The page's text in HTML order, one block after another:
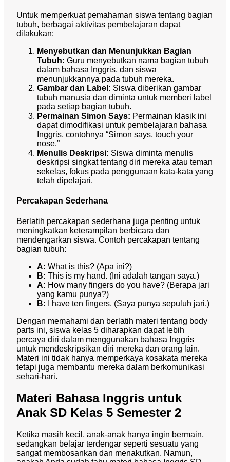
Untuk memperkuat pemahaman siswa tentang bagian
tubuh, berbagai aktivitas pembelajaran dapat
dilakukan:
Menyebutkan dan Menunjukkan Bagian
Tubuh: Guru menyebutkan nama bagian tubuh
dalam bahasa Inggris, dan siswa
menunjukkannya pada tubuh mereka.
Gambar dan Label: Siswa diberikan gambar
tubuh manusia dan diminta untuk memberi label
pada setiap bagian tubuh.
Permainan Simon Says: Permainan klasik ini
dapat dimodifikasi untuk pembelajaran bahasa
Inggris, contohnya “Simon says, touch your
nose.”
Menulis Deskripsi: Siswa diminta menulis
deskripsi singkat tentang diri mereka atau teman
sekelas, fokus pada penggunaan kata-kata yang
telah dipelajari.
Percakapan Sederhana
Berlatih percakapan sederhana juga penting untuk
meningkatkan keterampilan berbicara dan
mendengarkan siswa. Contoh percakapan tentang
bagian tubuh:
A: What is this? (Apa ini?)
B: This is my hand. (Ini adalah tangan saya.)
A: How many fingers do you have? (Berapa jari
yang kamu punya?)
B: I have ten fingers. (Saya punya sepuluh jari.)
Dengan memahami dan berlatih materi tentang body
parts ini, siswa kelas 5 diharapkan dapat lebih
percaya diri dalam menggunakan bahasa Inggris
untuk mendeskripsikan diri mereka dan orang lain.
Materi ini tidak hanya memperkaya kosakata mereka
tetapi juga membantu mereka dalam berkomunikasi
sehari-hari.
Materi Bahasa Inggris untuk
Anak SD Kelas 5 Semester 2
Ketika masih kecil, anak-anak hanya ingin bermain,
sedangkan belajar terdengar seperti sesuatu yang
sangat membosankan dan menakutkan. Namun,